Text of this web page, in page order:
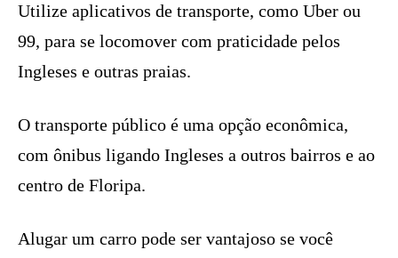
Utilize aplicativos de transporte, como Uber ou
99, para se locomover com praticidade pelos
Ingleses e outras praias.
O transporte público é uma opção econômica,
com ônibus ligando Ingleses a outros bairros e ao
centro de Floripa.
Alugar um carro pode ser vantajoso se você